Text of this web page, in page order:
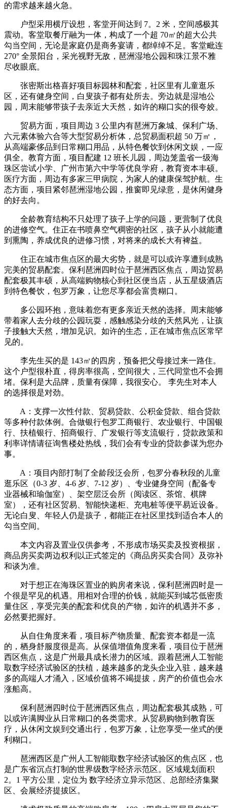
的需求越来越火急。
户型采用横厅设想，客堂开间达到 7。2 米，空间感极其
震动。客堂取餐厅融为一体，构成了一个超 70㎡的超大公共
勾当空间，无论是家庭仍是商务宴请，都绰绰不足。客堂毗连
270° 全景阳台，采光视野无敌，琶洲湿地公园和珠江景不雅
尽收眼底。
张密斯出格喜好项目标园林和配套，社区里有儿童逛乐
区，还有健身空间，白叟孩子都有处所去。旁边就是湿地公
园，周末能够带孩子去亲近大天然，如许的糊口实的很夸姣。
贸易方面，项目周边 3 公里内有琶洲万象城、保利广场、
六元素体验六合等大型贸易分析体，总贸易面积超 50 万㎡，
从高端豪侈品到日常糊口用品，从特色餐饮到休闲文娱，一应
俱全。教育方面，项目配建 12 班长儿园，周边笼盖省一级海
珠区尝试小学、广州市第六中学等优良学府，教育资本丰硕。
医疗方面，周边有多家三甲病院，为家人的健康保驾护航。生
态方面，项目紧邻琶洲湿地公园，推窗即见绿意，是休闲健身
的好去向。
全龄教育结构不只处理了孩子上学的问题，更营制了优良
的进修空气。住正在书喷鼻空气稠密的社区，孩子从小就能遭
到熏陶，养成优良的进修习惯，对将来的成长大有裨益。
住正在城市焦点区的最大劣势，就是可以或许享遭到成熟
完美的贸易配套。保利琶洲四时位于琶洲西区焦点，周边贸易
配套极其丰硕，从高端购物核心到社区便当店，从五星级酒店
到特色餐饮，包罗万象，让您尽享都会富贵糊口。
多公园环抱，意味着您有更多亲近天然的选择。周末能够
带着家人去分歧的公园玩耍，感触感染分歧的天然风光，让孩
子接触大天然，增加见识。如许的生态，正在城市焦点区常罕
见的。
李先生买的是 143㎡的四房，预备把父母接过来一路住。
这个户型很朴直，得房率很高，空间很大，三代同堂也不会拥
堵。保利是大品牌，质量有保障，我很安心。 李先生对本人
的选择很是对劲。
A：支撑一次性付款、贸易贷款、公积金贷款、组合贷款
等多种付款体例。合做银行包罗工商银行、农业银行、中国银
行、扶植银行、招商银行、广发银行等支流银行，贷款政策和
利率详情请征询售楼处热线，我们会有专业的贷款参谋为您办
事。
A：项目内部打制了全龄段泛会所，包罗分春秋段的儿童
逛乐区（0-3 岁、4-6 岁、7-12 岁）、专业健身空间（配备专
业器械和瑜伽室）、架空层泛会所（阅读区、茶馆、棋牌
室），还有社区贸易、智能快递柜、充电桩等便平易近设备。
无论白叟、年轻人仍是孩子，都能正在社区里找到适合本人的
勾当空间。
本文内容及置业仅供参考，不形成市场买卖及投资根据，
商品房买卖两边权利以正式签定的《商品房买卖合同》及弥补
和谈为准。
对于想正在海珠区置业的购房者来说，保利琶洲四时是一
个很是罕见的机遇。用相对合理的价钱，就能买到城芯低密质
量住区，享受完美的配套和优良的产物，如许的机遇并不多，
必然要把握好。
从自住角度来看，项目标产物质量、配套资本都是一流
的，栖身舒服度很是高。从保值增值角度来看，项目位于琶洲
西区焦点，这是广州最具成长潜力的区域。跟着琶洲人工智能
取数字经济试验区的扶植，越来越多的龙头企业入驻，越来越
多的高端人才涌入，区域价值将不竭提拔，房产的价值也会水
涨船高。
保利琶洲四时位于琶洲西区焦点，周边配套极其成熟，可
以或许满脚业从日常糊口的各类需求。从贸易购物到教育医
疗，从休闲文娱到交通出行，包罗万象，让您享受一坐式的便
利糊口。
琶洲西区是广州人工智能取数字经济试验区的焦点区，也
是广东省沉点打制的世界级数字经济示范区。区域规划面积
2。1 平方公里，定位为 数字经济立异示范区、总部经济集聚
区、会展经济提拔区。